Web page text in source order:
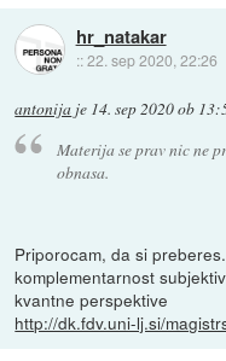
hr_natakar
::22. sep 2020, 22:26
antonija je 14. sep 2020 ob
Materija se prav nic ne
obnasa.
Priporocam, da si
komplementarnost
kvantne perspektive
http://dk.fdv.uni-lj.si/